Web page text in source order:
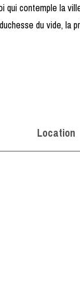
qui contemple la
du vide, la
Location